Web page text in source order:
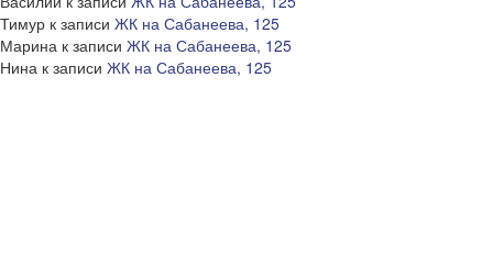
Тимур к записи ЖК на Сабанеева, 125
Марина к записи ЖК на Сабанеева, 125
Нина к записи ЖК на Сабанеева, 125